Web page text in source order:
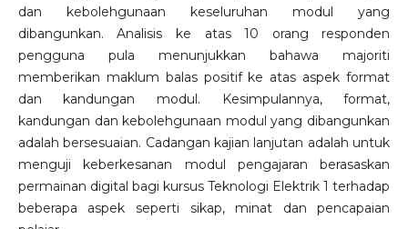
dan kebolehgunaan keseluruhan modul yang
dibangunkan. Analisis ke atas 10 orang responden
pengguna pula menunjukkan bahawa majoriti
memberikan maklum balas positif ke atas aspek format
dan kandungan modul. Kesimpulannya, format,
kandungan dan kebolehgunaan modul yang dibangunkan
adalah bersesuaian. Cadangan kajian lanjutan adalah untuk
menguji keberkesanan modul pengajaran berasaskan
permainan digital bagi kursus Teknologi Elektrik 1 terhadap
beberapa aspek seperti sikap, minat dan pencapaian